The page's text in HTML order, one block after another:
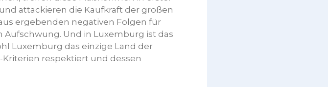
attackieren die Kaufkraft der großen
ergebenden negativen Folgen für
Und in Luxemburg ist das
Luxemburg das einzige Land der
respektiert und dessen